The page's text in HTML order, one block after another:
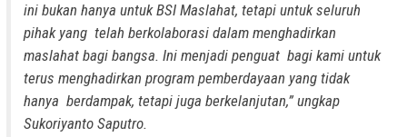
ini bukan hanya untuk BSI Maslahat, tetapi untuk seluruh
pihak yang telah berkolaborasi dalam menghadirkan
maslahat bagi bangsa. Ini menjadi penguat bagi kami untuk
terus menghadirkan program pemberdayaan yang tidak
hanya berdampak, tetapi juga berkelanjutan,” ungkap
Sukoriyanto Saputro.